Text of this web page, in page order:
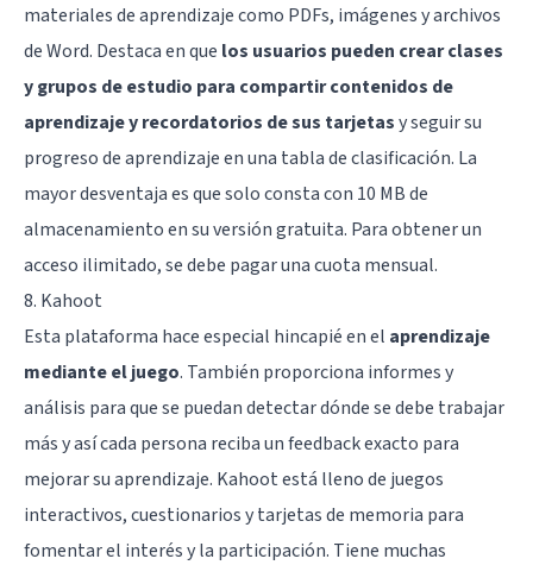
materiales de aprendizaje como PDFs, imágenes y archivos
de Word. Destaca en que los usuarios pueden crear clases
y grupos de estudio para compartir contenidos de
aprendizaje y recordatorios de sus tarjetasy seguir su
progreso de aprendizaje en una tabla de clasificación. La
mayor desventaja es que solo consta con 10 MB de
almacenamiento en su versión gratuita. Para obtener un
acceso ilimitado, se debe pagar una cuota mensual.
8. Kahoot
Esta plataforma hace especial hincapié en el aprendizaje
mediante el juego. También proporciona informes y
análisis para que se puedan detectar dónde se debe trabajar
más y así cada persona reciba un feedback exacto para
mejorar su aprendizaje. Kahoot está lleno de juegos
interactivos, cuestionarios y tarjetas de memoria para
fomentar el interés y la participación. Tiene muchas